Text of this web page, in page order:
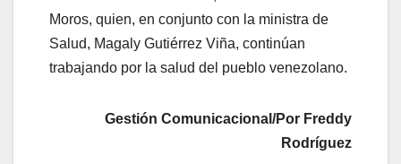
Moros, quien, en conjunto con la ministra de
Salud, Magaly Gutiérrez Viña, continúan
trabajando por la salud del pueblo venezolano.
Gestión Comunicacional/Por Freddy
Rodríguez